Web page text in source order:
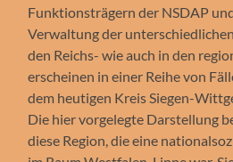
Funktionsträgern der NSDAP
Verwaltung der
den Reichs- wie auch in den
erscheinen in einer Reihe von
dem heutigen Kreis Siegen-
Die hier vorgelegte Darstellung
diese Region, die eine